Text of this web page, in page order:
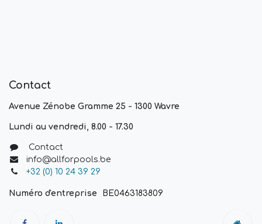
Contact
Avenue Zénobe Gramme 25 - 1300 Wavre
Lundi au vendredi, 8.00 - 17.30
Contact
info@allforpools.be
+32 (0) 10 24 39 29
Numéro d'entreprise BE0463183809